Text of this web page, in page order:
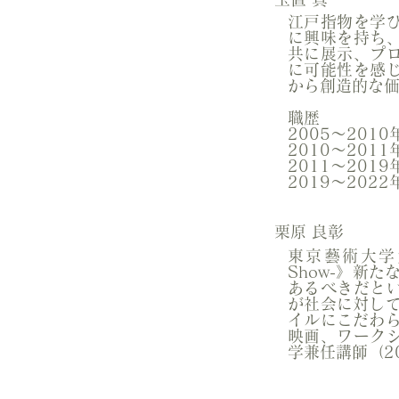
江戸指物を学
に興味を持ち
共に展示、プ
に可能性を感
から創造的な
職歴
2005〜2010
2010〜2011
2011〜2019
2019〜2022
栗原 良彰
東京藝術大
Show-》新た
あるべきだと
が社会に対し
イルにこだわ
映画、ワーク
学兼任講師（